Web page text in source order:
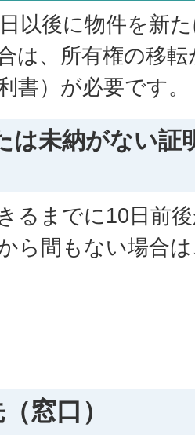
以後に物件を新
は、所有権の移
書）が必要です。
は未納がない証
るまでに10日前
ら間もない場合
窓口）